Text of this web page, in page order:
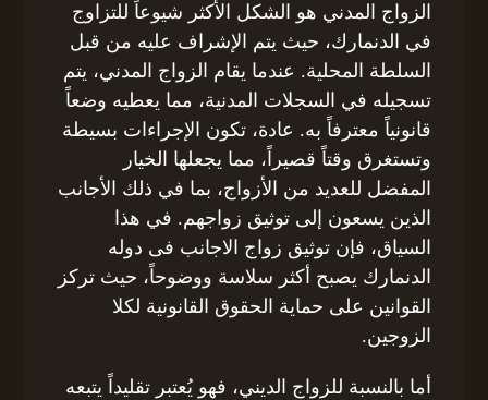
الزواج المدني هو الشكل الأكثر شيوعاً للتزاوج
في الدنمارك، حيث يتم الإشراف عليه من قبل
السلطة المحلية. عندما يقام الزواج المدني، يتم
تسجيله في السجلات المدنية، مما يعطيه وضعاً
قانونياً معترفاً به. عادة، تكون الإجراءات بسيطة
وتستغرق وقتاً قصيراً، مما يجعلها الخيار
المفضل للعديد من الأزواج، بما في ذلك الأجانب
الذين يسعون إلى توثيق زواجهم. في هذا
السياق، فإن توثيق زواج الاجانب فى دوله
الدنمارك يصبح أكثر سلاسة ووضوحاً، حيث تركز
القوانين على حماية الحقوق القانونية لكلا
الزوجين.
أما بالنسبة للزواج الديني، فهو يُعتبر تقليداً يتبعه